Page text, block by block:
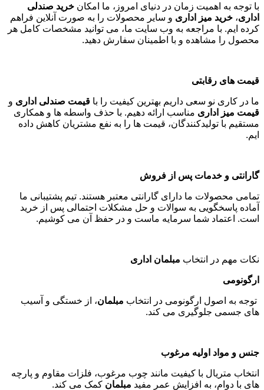
با توجه به اهمیت زمان در دنیای امروز، ما امکان خرید صندلی
اداری، خرید میز اداری و سایر محصولات را به صورت آنلاین فراهم
کرده ایم. با مراجعه به وب سایت ما، می توانید مشخصات کامل هر
محصول را مشاهده و با اطمینان سفارش دهید.
قیمت های رقابتی
ما در کاری نو سعی داریم بهترین کیفیت را با قیمت صندلی اداری و
قیمت میز اداری مناسب ارائه دهیم. با حذف واسطه ها و همکاری
مستقیم با تولیدکنندگان، قیمت ها را به نفع مشتریان کاهش داده
ایم.
گارانتی و خدمات پس از فروش
تمامی محصولات ما دارای گارانتی معتبر هستند. تیم پشتیبانی ما
آماده پاسخگویی به سوالات و حل مشکلات احتمالی پس از خرید
است. اعتماد شما سرمایه ماست و در حفظ آن می کوشیم.
نکات مهم در انتخاب مبلمان اداری
ارگونومی
توجه به اصول ارگونومی در انتخاب مبلمان، از خستگی و آسیب
های جسمی جلوگیری می کند.
جنس و مواد اولیه مرغوب
انتخاب متریال با کیفیت مانند چوب مرغوب، فلزات مقاوم و پارچه
های با دوام، به افزایش عمر مفید مبلمان کمک می کند.